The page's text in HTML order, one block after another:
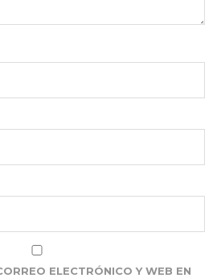
ELECTRÓNICO Y WEB EN